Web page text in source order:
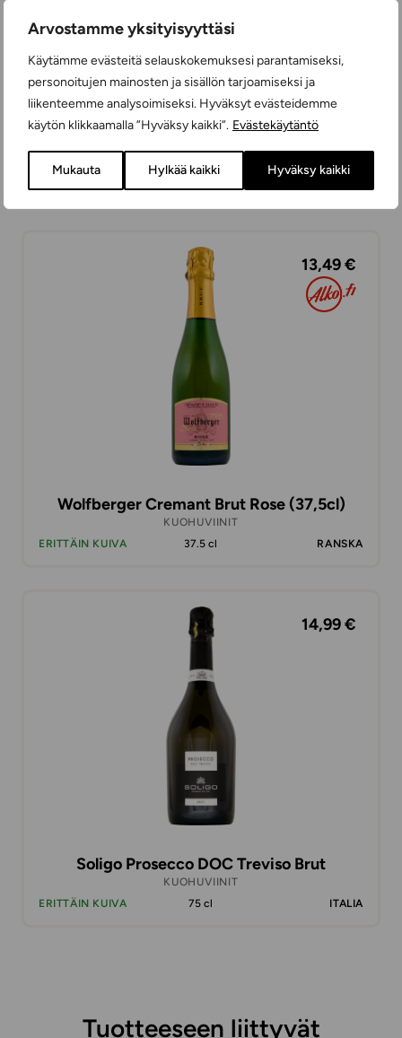
Arvostamme yksityisyyttäsi
Käytämme evästeitä selauskokemuksesi parantamiseksi,
personoitujen mainosten ja sisällön tarjoamiseksi ja
liikenteemme analysoimiseksi. Hyväksyt evästeidemme
käytön klikkaamalla ”Hyväksy kaikki”. Evästekäytäntö
Mukauta Hylkää kaikki Hyväksy kaikki
KUOHUVIINIT
13,49 €
Wolfberger Cremant Brut Rose (37,5cl)
KUOHUVIINIT
ERITTÄIN KUIVA
37.5 cl RANSKA
14,99 €
Soligo Prosecco DOC Treviso Brut
KUOHUVIINIT
ERITTÄIN KUIVA
75 cl ITALIA
Tuotteeseen liittyvät